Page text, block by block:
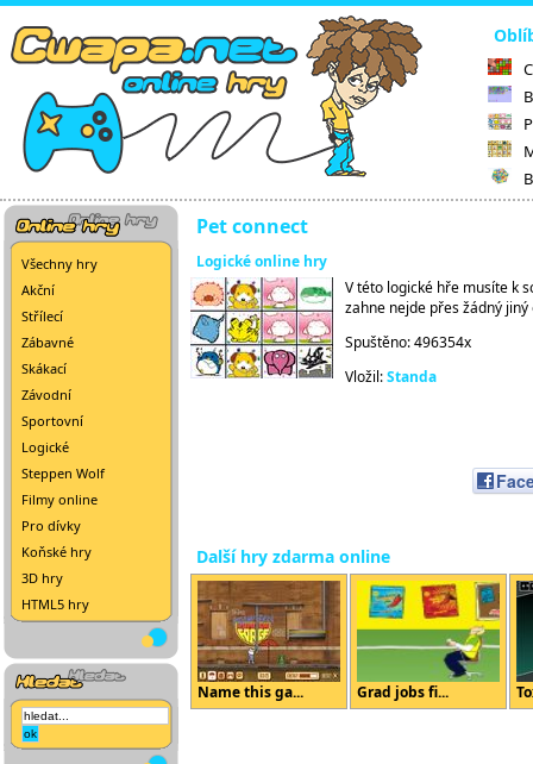
Všechny hry
Akční
Střílecí
Zábavné
Skákací
Závodní
Sportovní
Logické
Steppen Wolf
Filmy online
Pro dívky
Koňské hry
3D hry
HTML5 hry
Pet connect
Logické online hry
V této logické hře musíte k
zahne nejde přes žádný jiný
Spuštěno: 496354x
Vložil:Standa
Další hry zdarma online
Name this ga... Grad jobs fi...